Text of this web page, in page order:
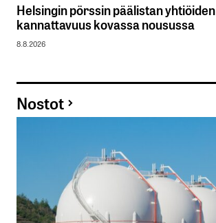
Helsingin pörssin päälistan yhtiöiden
kannattavuus kovassa nousussa
8.8.2026
Nostot